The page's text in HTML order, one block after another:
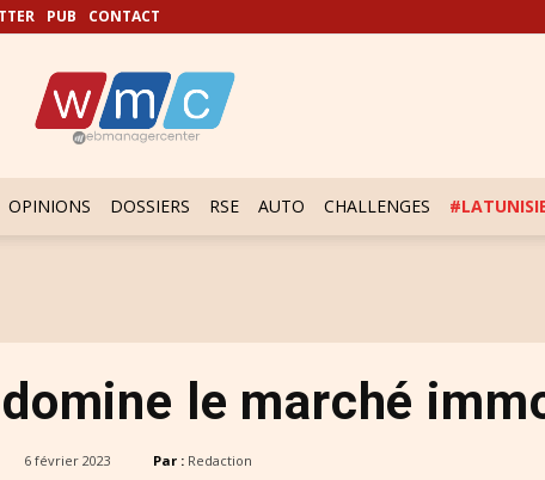
PUB CONTACT
OPINIONS DOSSIERS RSE AUTO CHALLENGES
le marché
6 février 2023 Par : Redaction